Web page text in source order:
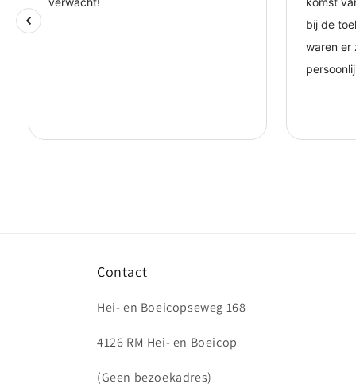
Contact
Hei- en Boeicopseweg 168
4126 RM Hei- en Boeicop
(Geen bezoekadres)